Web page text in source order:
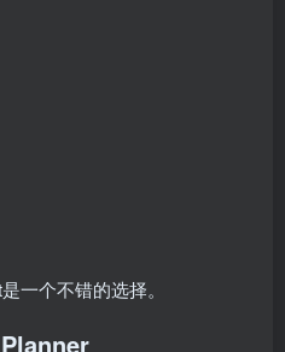
一个不错的选择。